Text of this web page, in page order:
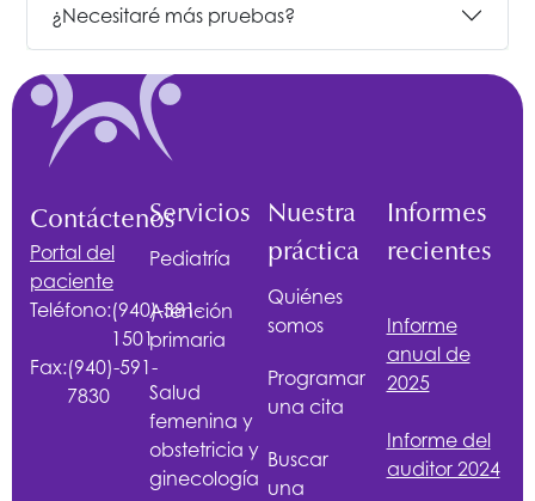
¿Necesitaré más pruebas?
Contáctenos
Portal del
paciente
Teléfono:(940)-381-
1501
Fax:(940)-591-
7830
Servicios
Pediatría
Atención
primaria
Salud
femenina y
obstetricia y
ginecología
Nuestra
práctica
Quiénes
somos
Programar
una cita
Buscar
una
Informes
recientes
Informe
anual de
2025
Informe del
auditor 2024